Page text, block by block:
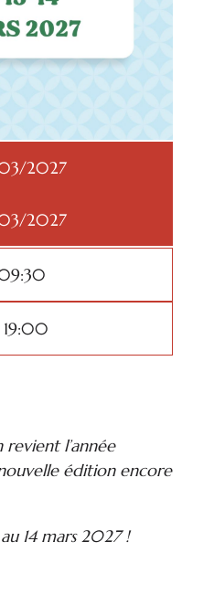
2027
2027
19:00
revient l’année
édition encore
14 mars 2027 !